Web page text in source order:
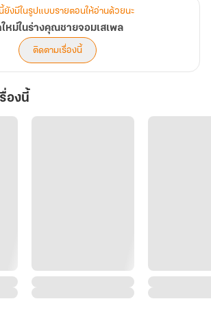
ยังมีในรูปแบบรายตอนให้อ่านด้วยนะ
ใหม่ในร่างคุณชายจอมเสเพล
ติดตามเรื่องนี้
องนี้